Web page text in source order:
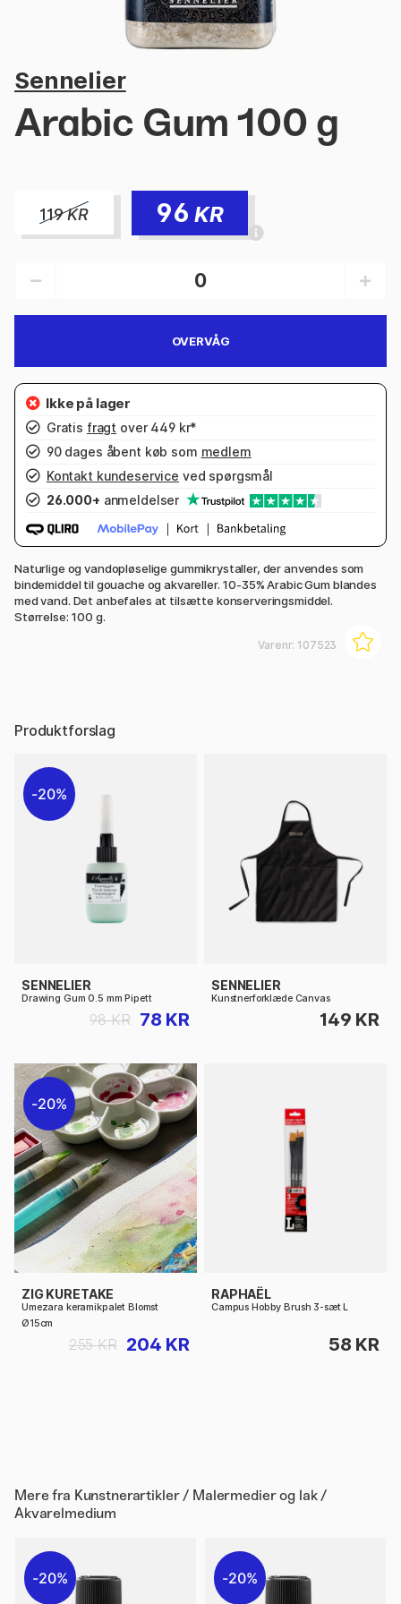
Sennelier
Arabic Gum 100 g
119KR 96 KR
OVERVÅG
Gratis fragt over 449 kr*
90 dages åbent køb som medlem
Kontakt kundeservice ved spørgsmål
26.000+ anmeldelser
Naturlige og vandopløselige gummikrystaller, der anvendes som
bindemiddel til gouache og akvareller. 10-35% Arabic Gum blandes
med vand. Det anbefales at tilsætte konserveringsmiddel.
Størrelse: 100 g.
Varenr: 107523
Produktforslag
20%
SENNELIER
Drawing Gum 0.5 mm Pipett
78 KR
98 KR
SENNELIER
Kunstnerforklæde Canvas
149 KR
20%
ZIG KURETAKE
Umezara keramikpalet Blomst
Ø15cm
204 KR
255 KR
RAPHAËL
Campus Hobby Brush 3-sæt L
58 KR
Mere fra Kunstnerartikler / Malermedier og lak /
Akvarelmedium
20% 20%